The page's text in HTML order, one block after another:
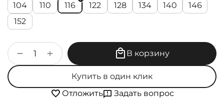
104 110 116 122 128 134 140
146
152
+
− В корзину
Купить в один клик
Отложить
Задать вопрос